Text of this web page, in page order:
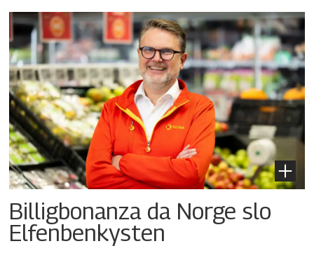
Billigbonanza da Norge slo
Elfenbenkysten